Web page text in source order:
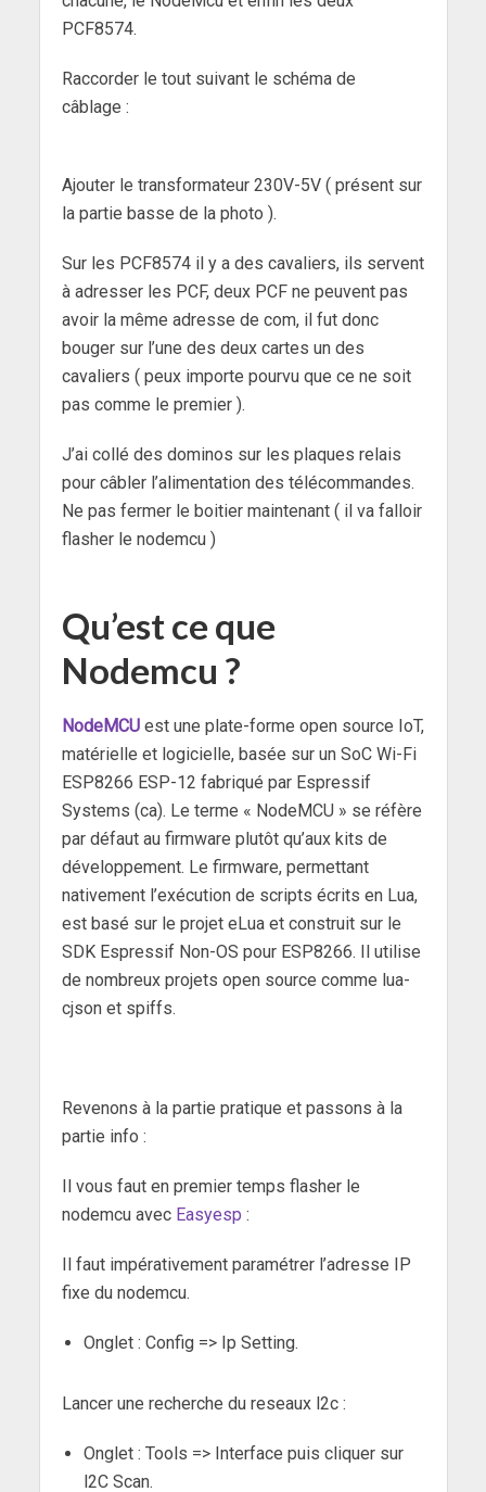
PCF8574.
Raccorder le tout suivant le schéma de
câblage :
Ajouter le transformateur 230V-5V ( présent sur
la partie basse de la photo ).
Sur les PCF8574 il y a des cavaliers, ils servent
à adresser les PCF, deux PCF ne peuvent pas
avoir la même adresse de com, il fut donc
bouger sur l’une des deux cartes un des
cavaliers ( peux importe pourvu que ce ne soit
pas comme le premier ).
J’ai collé des dominos sur les plaques relais
pour câbler l’alimentation des télécommandes.
Ne pas fermer le boitier maintenant ( il va falloir
flasher le nodemcu )
Qu’est ce que
Nodemcu ?
NodeMCU est une plate-forme open source IoT,
matérielle et logicielle, basée sur un SoC Wi-Fi
ESP8266 ESP-12 fabriqué par Espressif
Systems (ca). Le terme « NodeMCU » se réfère
par défaut au firmware plutôt qu’aux kits de
développement. Le firmware, permettant
nativement l’exécution de scripts écrits en Lua,
est basé sur le projet eLuaet construit sur le
SDK Espressif Non-OS pour ESP8266. Il utilise
de nombreux projets open source comme lua-
cjson et spiffs.
Revenons à la partie pratique et passons à la
partie info :
Il vous faut en premier temps flasher le
nodemcu avec Easyesp :
Il faut impérativement paramétrer l’adresse IP
fixe du nodemcu.
Onglet : Config => Ip Setting.
Lancer une recherche du reseaux l2c :
Onglet : Tools => Interface puis cliquer sur
l2C Scan.